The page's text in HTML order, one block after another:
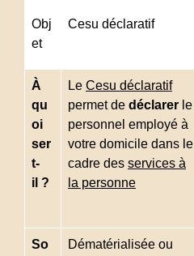
Obj
et
Cesu déclaratif
À
qu
oi
ser
t-
il ?
Le Cesu déclaratif
permet de déclarer le
personnel employé à
votre domicile dans le
cadre des services à
la personne
So
Dématérialisée ou